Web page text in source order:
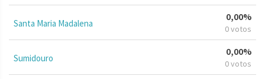
Santa Maria Madalena
0,00%
0 votos
Sumidouro
0,00%
0 votos